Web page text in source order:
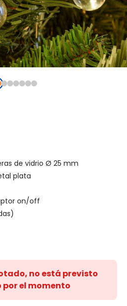
de vidrio Ø 25 mm
plata
on/off
no está previsto
por el momento